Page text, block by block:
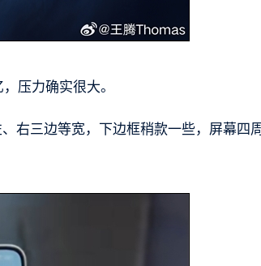
压力确实很大。
右三边等宽，下边框稍款一些，屏幕四